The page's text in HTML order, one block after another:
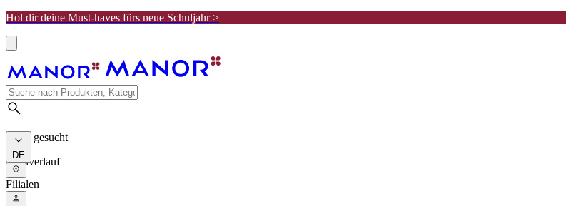
Hol dir deine Must-haves fürs neue Schuljahr >
Meist gesucht
Suchverlauf
DE
Filialen